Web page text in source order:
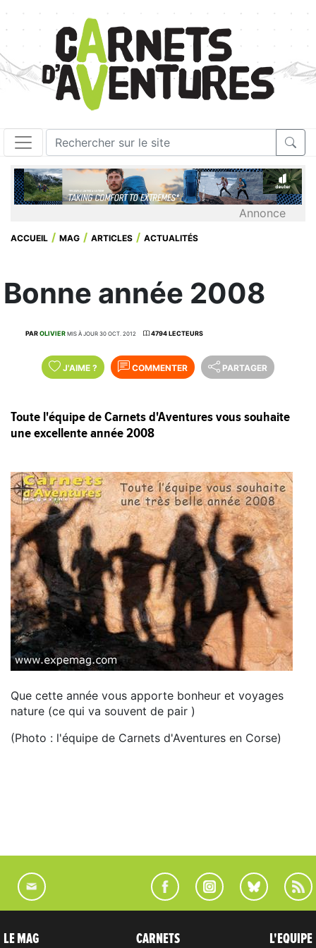
Annonce
ACCUEIL MAG ARTICLES ACTUALITÉS
Bonne année 2008
PAROLIVIER MIS À JOUR 30 OCT. 2012 4794 LECTEURS
J'AIME ? COMMENTER PARTAGER
Toute l'équipe de Carnets d'Aventures vous souhaite
une excellente année 2008
Que cette année vous apporte bonheur et voyages
nature (ce qui va souvent de pair )
(Photo : l'équipe de Carnets d'Aventures en Corse)
LE MAG CARNETS L'EQUIPE